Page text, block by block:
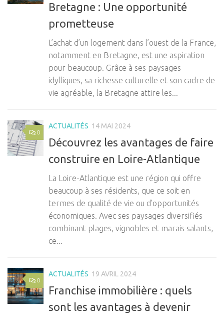
Bretagne : Une opportunité
prometteuse
L’achat d’un logement dans l’ouest de la France,
notamment en Bretagne, est une aspiration
pour beaucoup. Grâce à ses paysages
idylliques, sa richesse culturelle et son cadre de
vie agréable, la Bretagne attire les...
0
ACTUALITÉS 14 MAI 2024
Découvrez les avantages de faire
construire en Loire-Atlantique
La Loire-Atlantique est une région qui offre
beaucoup à ses résidents, que ce soit en
termes de qualité de vie ou d’opportunités
économiques. Avec ses paysages diversifiés
combinant plages, vignobles et marais salants,
ce...
0
ACTUALITÉS 19 AVRIL 2024
Franchise immobilière : quels
sont les avantages à devenir